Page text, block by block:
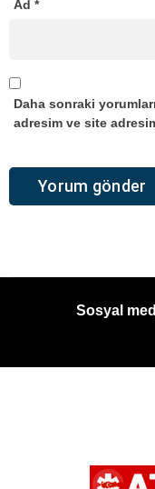
Ad *
Daha sonraki
adresim ve site
Sosyal